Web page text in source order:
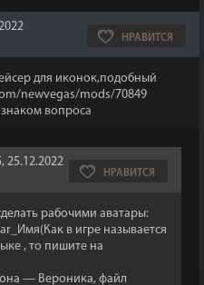
НРАВИТСЯ
для иконок,подобный
newvegas/mods/70849
вопроса
25.12.2022
НРАВИТСЯ
рабочими аватары:
в игре называется
, то пишите на
— Вероника, файл